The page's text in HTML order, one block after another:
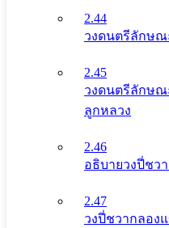
2.44
วงดนตรีลักษณ
2.45
วงดนตรีลักษณ
ลูกหลวง
2.46
อธิบายวงปี่ชว
2.47
วงปี่ชวากลอง